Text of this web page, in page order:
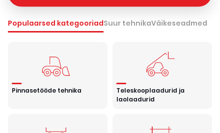
Populaarsed kategooriadSuur tehnikaVäikeseadmed
Pinnasetööde tehnika
Teleskooplaadurid ja
laolaadurid